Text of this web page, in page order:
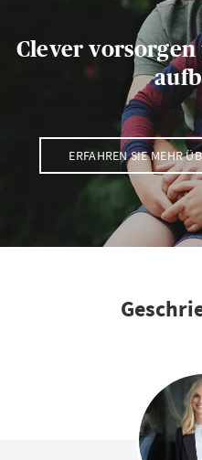
Clever
ERFAHREN SIE MEHR